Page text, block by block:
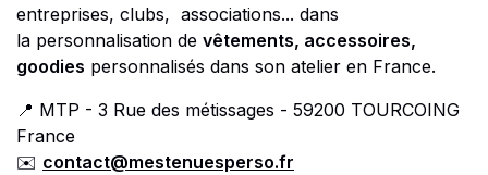
entreprises, clubs, associations... dans
la personnalisation de vêtements, accessoires,
goodies personnalisés dans son atelier en France.
📍 MTP - 3 Rue des métissages - 59200 TOURCOING
France
✉️ contact@mestenuesperso.fr